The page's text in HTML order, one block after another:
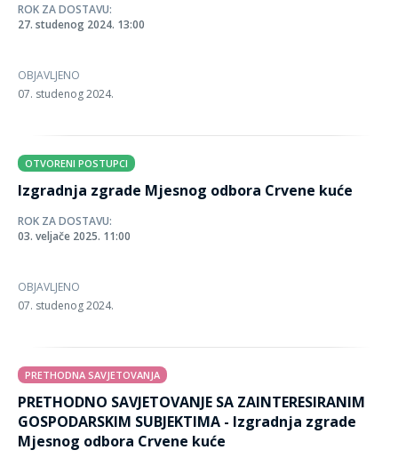
ROK ZA DOSTAVU:
27. studenog 2024. 13:00
OBJAVLJENO
07. studenog 2024.
OTVORENI POSTUPCI
Izgradnja zgrade Mjesnog odbora Crvene kuće
ROK ZA DOSTAVU:
03. veljače 2025. 11:00
OBJAVLJENO
07. studenog 2024.
PRETHODNA SAVJETOVANJA
PRETHODNO SAVJETOVANJE SA ZAINTERESIRANIM
GOSPODARSKIM SUBJEKTIMA - Izgradnja zgrade
Mjesnog odbora Crvene kuće